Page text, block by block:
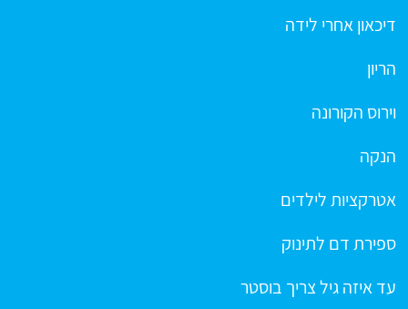
דיכאון אחרי לידה
הריון
וירוס הקורונה
הנקה
אטרקציות לילדים
ספירת דם לתינוק
עד איזה גיל צריך בוסטר